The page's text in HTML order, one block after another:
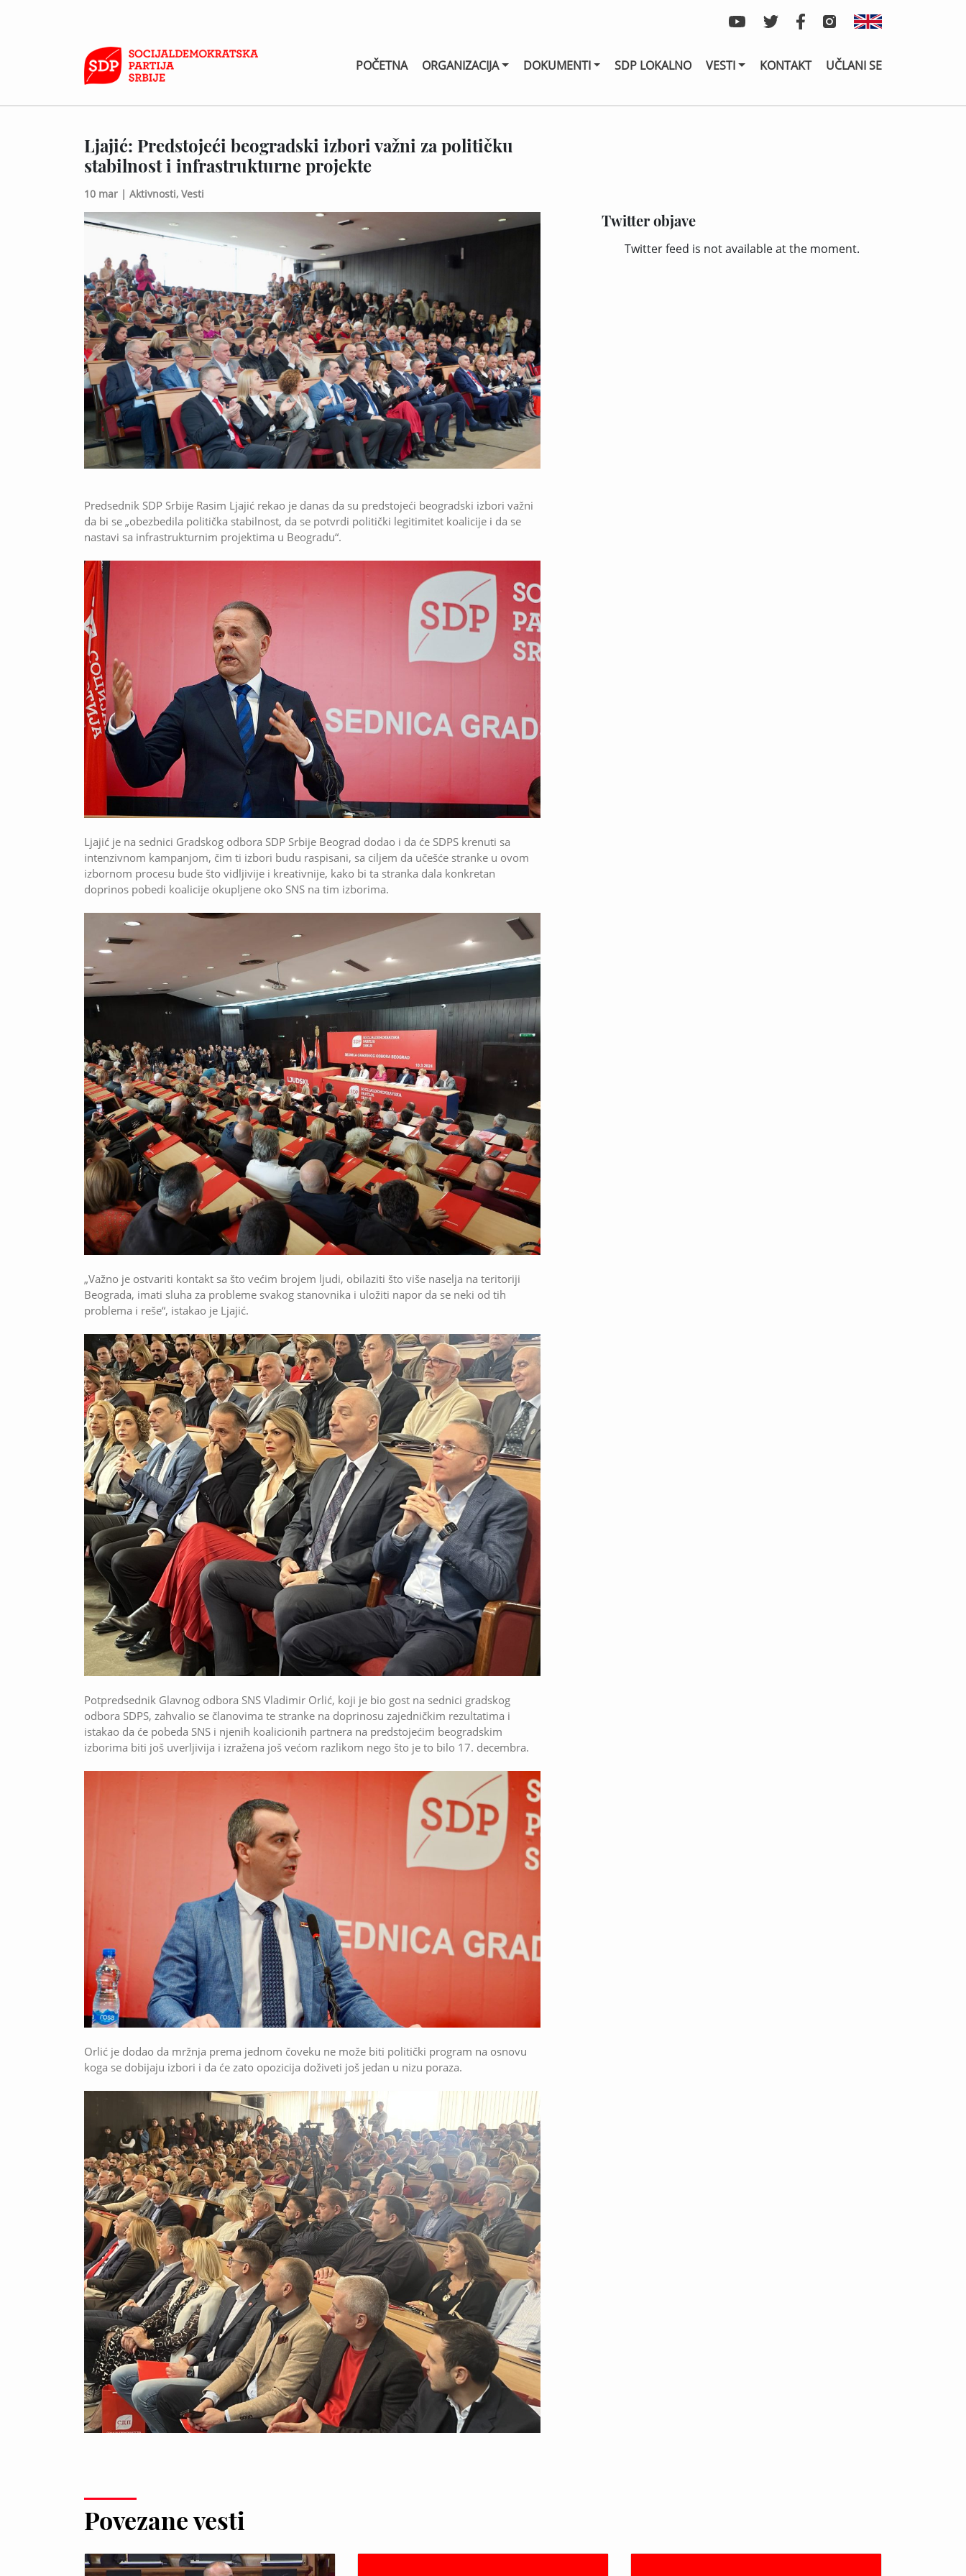
POČETNA ORGANIZACIJA DOKUMENTI SDP LOKALNO VESTI KONTAKT UČLANI SE
Ljajić: Predstojeći beogradski izbori važni za političku
stabilnost i infrastrukturne projekte
10 mar | Aktivnosti, Vesti
Predsednik SDP Srbije Rasim Ljajić rekao je danas da su predstojeći beogradski izbori važni
da bi se „obezbedila politička stabilnost, da se potvrdi politički legitimitet koalicije i da se
nastavi sa infrastrukturnim projektima u Beogradu“.
Ljajić je na sednici Gradskog odbora SDP Srbije Beograd dodao i da će SDPS krenuti sa
intenzivnom kampanjom, čim ti izbori budu raspisani, sa ciljem da učešće stranke u ovom
izbornom procesu bude što vidljivije i kreativnije, kako bi ta stranka dala konkretan
doprinos pobedi koalicije okupljene oko SNS na tim izborima.
„Važno je ostvariti kontakt sa što većim brojem ljudi, obilaziti što više naselja na teritoriji
Beograda, imati sluha za probleme svakog stanovnika i uložiti napor da se neki od tih
problema i reše“, istakao je Ljajić.
Potpredsednik Glavnog odbora SNS Vladimir Orlić, koji je bio gost na sednici gradskog
odbora SDPS, zahvalio se članovima te stranke na doprinosu zajedničkim rezultatima i
istakao da će pobeda SNS i njenih koalicionih partnera na predstojećim beogradskim
izborima biti još uverljivija i izražena još većom razlikom nego što je to bilo 17. decembra.
Orlić je dodao da mržnja prema jednom čoveku ne može biti politički program na osnovu
koga se dobijaju izbori i da će zato opozicija doživeti još jedan u nizu poraza.
Twitter objave
Twitter feed is not available at the moment.
Povezane vesti